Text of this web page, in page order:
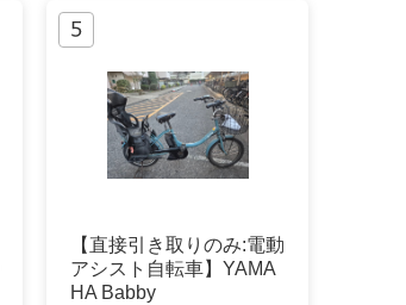
【直接引き取りのみ:電動
アシスト自転車】YAMA
HA Babby